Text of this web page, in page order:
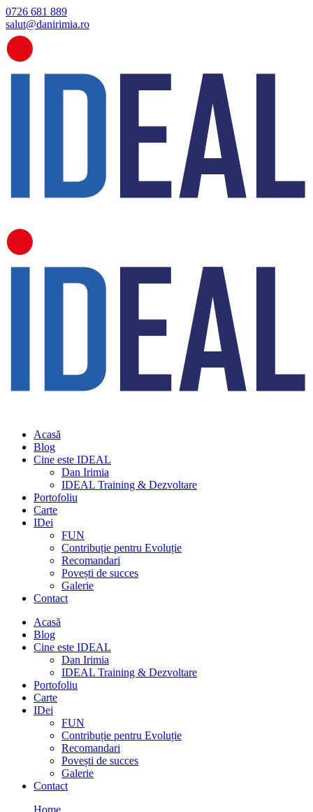
0726 681 889
salut@danirimia.ro
Acasă
Blog
Cine este IDEAL
Dan Irimia
IDEAL Training & Dezvoltare
Portofoliu
Carte
IDei
FUN
Contribuție pentru Evoluție
Recomandari
Povești de succes
Galerie
Contact
Acasă
Blog
Cine este IDEAL
Dan Irimia
IDEAL Training & Dezvoltare
Portofoliu
Carte
IDei
FUN
Contribuție pentru Evoluție
Recomandari
Povești de succes
Galerie
Contact
Home